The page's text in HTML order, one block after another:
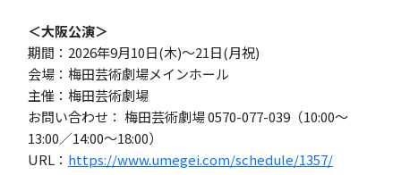
＜大阪公演＞
期間：2026年9月10日(木)～21日(月祝)
会場：梅田芸術劇場メインホール
主催：梅田芸術劇場
お問い合わせ： 梅田芸術劇場 0570-077-039（10:00～
13:00／14:00～18:00）
URL： https://www.umegei.com/schedule/1357/